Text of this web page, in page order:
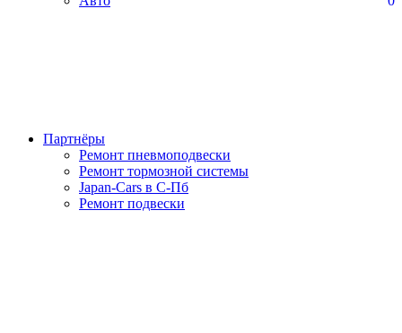
Партнёры
Ремонт пневмоподвески
Ремонт тормозной системы
Japan-Cars в С-Пб
Ремонт подвески